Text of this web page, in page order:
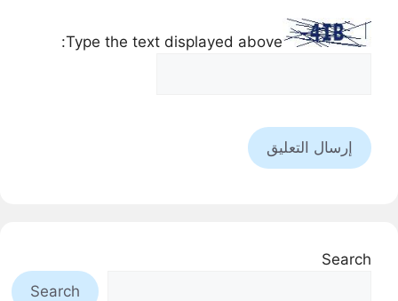
Type the text displayed above:
Search
Search